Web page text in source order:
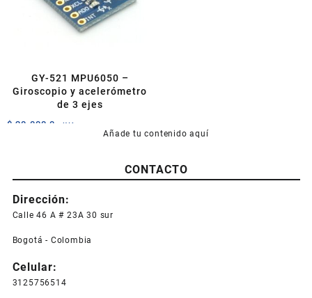
GY-521 MPU6050 –
Giroscopio y acelerómetro
de 3 ejes
$ 20.000,0 +IVA
Añade tu contenido aquí
CONTACTO
Dirección:
Calle 46 A # 23A 30 sur
Bogotá - Colombia
Celular:
3125756514